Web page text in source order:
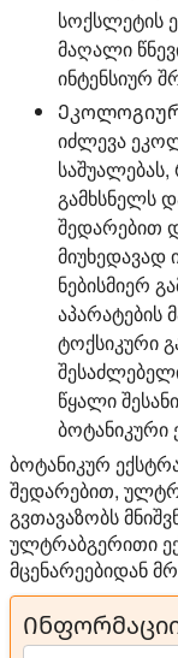
სოქსლეტის
მაღალი
ინტენსიურ
იძლევა
გამხსნელს
შედარებით
მიუხედავად
ნებისმიერ
აპარატების
ტოქსიკური
წყალი
ბოტანიკური
ბოტანიკურ
შედარებით,
გვთავაზობს
ულტრაბგერითი
მცენარეებიდან